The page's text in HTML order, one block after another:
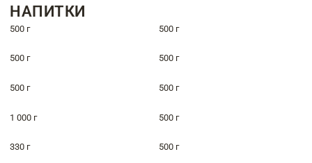
НАПИТКИ
500 г 500 г
500 г 500 г
500 г 500 г
1 000 г 500 г
330 г 500 г